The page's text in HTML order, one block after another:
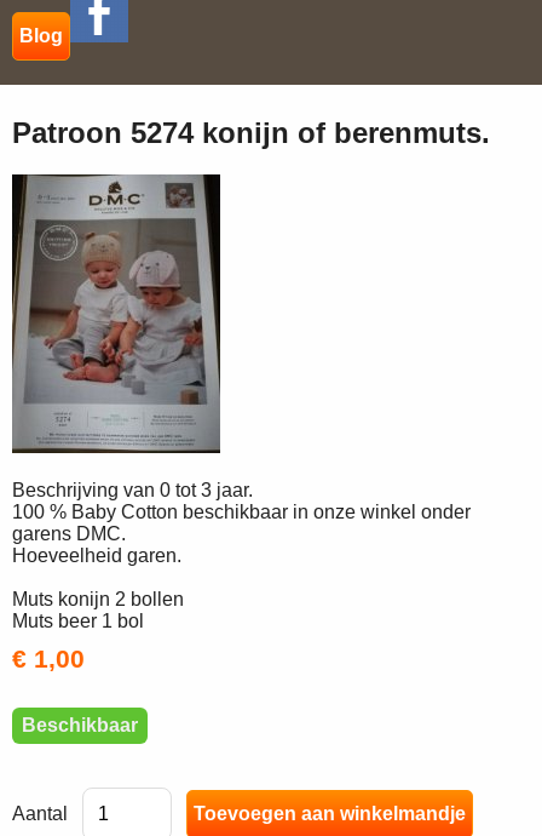
Blog
Patroon 5274 konijn of berenmuts.
Beschrijving van 0 tot 3 jaar.
100 % Baby Cotton beschikbaar in onze winkel onder
garens DMC.
Hoeveelheid garen.
Muts konijn 2 bollen
Muts beer 1 bol
€ 1,00
Beschikbaar
Aantal